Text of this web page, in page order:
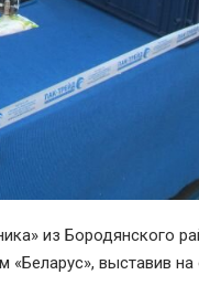
из Бородянского
выставив